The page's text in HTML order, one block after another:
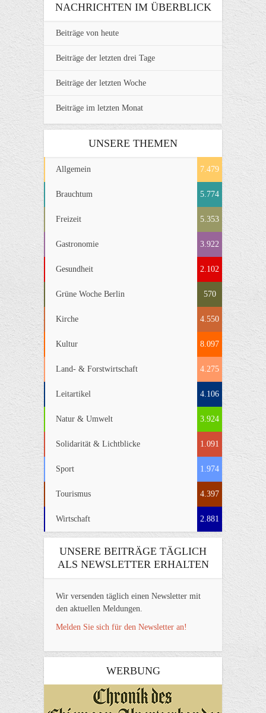
NACHRICHTEN IM ÜBERBLICK
Beiträge von heute
Beiträge der letzten drei Tage
Beiträge der letzten Woche
Beiträge im letzten Monat
UNSERE THEMEN
Allgemein 7.479
Brauchtum 5.774
Freizeit 5.353
Gastronomie 3.922
Gesundheit 2.102
Grüne Woche Berlin 570
Kirche 4.550
Kultur 8.097
Land- & Forstwirtschaft 4.275
Leitartikel 4.106
Natur & Umwelt 3.924
Solidarität & Lichtblicke 1.091
Sport 1.974
Tourismus 4.397
Wirtschaft 2.881
UNSERE BEITRÄGE TÄGLICH
ALS NEWSLETTER ERHALTEN
Wir versenden täglich einen Newsletter mit
den aktuellen Meldungen.
Melden Sie sich für den Newsletter an!
WERBUNG